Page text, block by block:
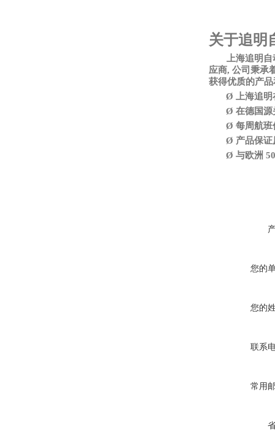
关于追明
上海追明
应商, 公司秉承
获得优质的产
Ø
上海追
Ø 在德国源
Ø 每周航班
Ø 产品保
Ø 与欧洲
您的
您的
联系
常用